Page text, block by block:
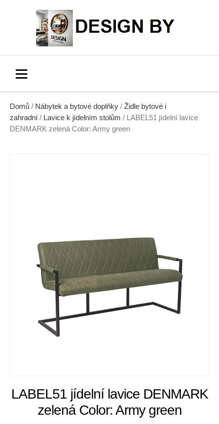
Domů / Nábytek a bytové doplňky / Židle bytové i
zahradní / Lavice k jídelním stolům / LABEL51 jídelní lavice
DENMARK zelená Color: Army green
LABEL51 jídelní lavice DENMARK
zelená Color: Army green